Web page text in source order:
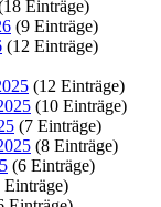
Einträge)
(9 Einträge)
(12 Einträge)
(12 Einträge)
(10 Einträge)
(7 Einträge)
(8 Einträge)
(6 Einträge)
Einträge)